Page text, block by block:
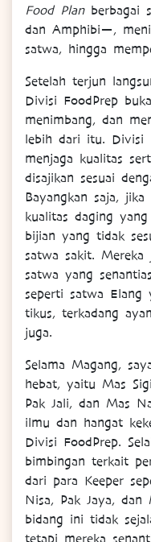
Food Planberbagai
dan Amphibi—,
satwa, hingga
Setelah terjun
Divisi FoodPrep
menimbang, dan
lebih dari itu. Divisi
menjaga kualitas
disajikan sesuai
Bayangkan saja,
kualitas daging
bijian yang tidak
satwa sakit. Mereka
satwa yang
seperti satwa Elang
tikus, terkadang
juga.
Selama Magang,
hebat, yaitu Mas
Pak Jali, dan Mas
ilmu dan hangat
Divisi FoodPrep.
bimbingan terkait
dari para Keeper
Nisa, Pak Jaya, dan
bidang ini tidak
tetapi mereka